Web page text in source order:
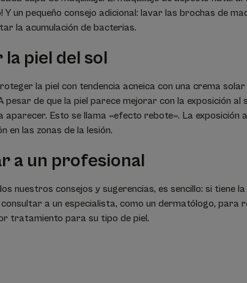
Y un pequeño consejo adicional: lavar las brochas de
la acumulación de bacterias.
piel del sol
la piel con tendencia acneica con una crema
pesar de que la piel parece mejorar con la exposición al
aparecer. Esto se llama «efecto rebote». La exposición
en las zonas de la lesión.
a un profesional
nuestros consejos y sugerencias, es sencillo: si tiene
consultar a un especialista, como un dermatólogo, para
tratamiento para su tipo de piel.